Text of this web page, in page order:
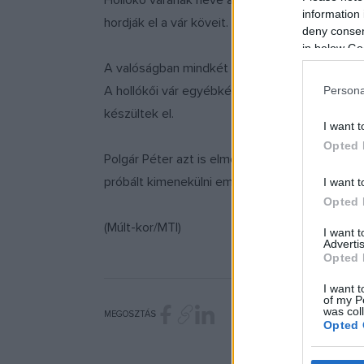
information
deny
in below
I want
Opted
I want
Opted
I want
Opted
I want
of my
was
Opted
hordják el a vár köveit. Így épült a régi
A valóságban mindkét várat a Kacsics-
A hollókői vár egyébként mintegy 200 évig
készültek el.
Polgár Péter azt is elmondta: a Szécsény és
próbált kimenekülni embereivel Árokháti
(Múlt-kor/MTI)
MEGOSZTÁS